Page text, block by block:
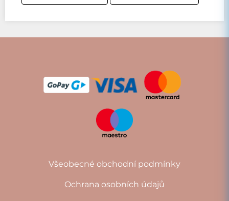
Všeobecné obchodní podmínky
Ochrana osobních údajů